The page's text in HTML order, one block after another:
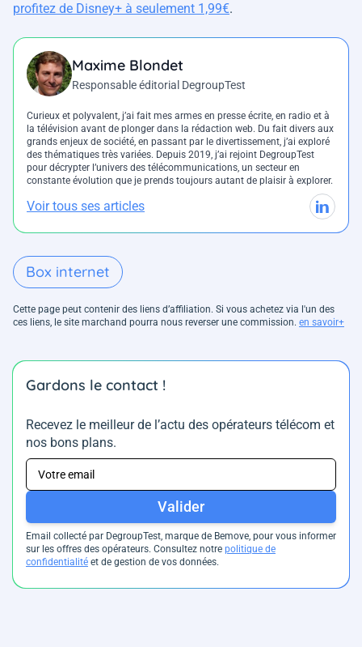
profitez de Disney+ à seulement 1,99€.
Maxime Blondet
Responsable éditorial DegroupTest
Curieux et polyvalent, j’ai fait mes armes en presse écrite, en radio et à
la télévision avant de plonger dans la rédaction web. Du fait divers aux
grands enjeux de société, en passant par le divertissement, j’ai exploré
des thématiques très variées. Depuis 2019, j’ai rejoint DegroupTest
pour décrypter l’univers des télécommunications, un secteur en
constante évolution que je prends toujours autant de plaisir à explorer.
Voir tous ses articles
Box internet
Cette page peut contenir des liens d’affiliation. Si vous achetez via l'un des
ces liens, le site marchand pourra nous reverser une commission. en savoir+
Gardons le contact !
Recevez le meilleur de l’actu des opérateurs télécom et
nos bons plans.
Valider
Email collecté par DegroupTest, marque de Bemove, pour vous informer
sur les offres des opérateurs. Consultez notre politique de
confidentialité et de gestion de vos données.